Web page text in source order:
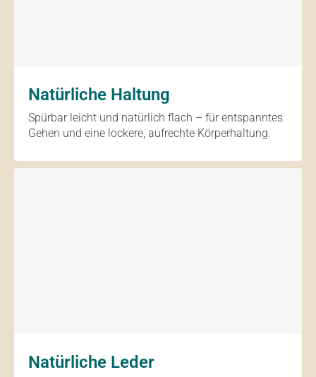
Natürliche Haltung
Spürbar leicht und natürlich flach – für entspanntes
Gehen und eine lockere, aufrechte Körperhaltung.
Natürliche Leder